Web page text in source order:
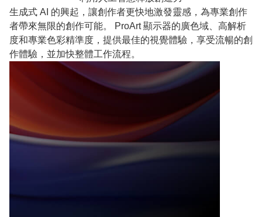
生成式 AI 的興起，讓創作者更快地激發靈感，為專業創作
者帶來無限的創作可能。 ProArt 顯示器的廣色域、高解析
度和專業色彩精準度，提供最佳的視覺體驗，享受流暢的創
作體驗，並加快整體工作流程。